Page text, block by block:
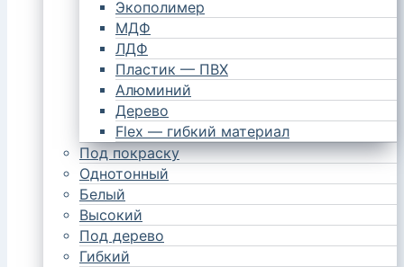
Экополимер
МДФ
ЛДФ
Пластик — ПВХ
Алюминий
Дерево
Flex — гибкий материал
Под покраску
Однотонный
Белый
Высокий
Под дерево
Гибкий